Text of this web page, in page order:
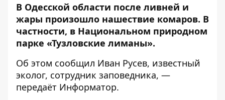
В Одесской области после ливней и
жары произошло нашествие комаров. В
частности, в Национальном природном
парке «Тузловские лиманы».
Об этом сообщил Иван Русев, известный
эколог, сотрудник заповедника, —
передаёт Информатор.